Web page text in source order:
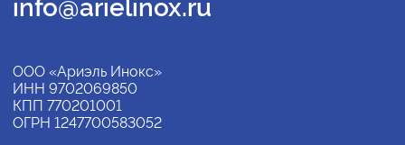
info@arielinox.ru
ООО «Ариэль Инокс»
ИНН 9702069850
КПП 770201001
ОГРН 1247700583052